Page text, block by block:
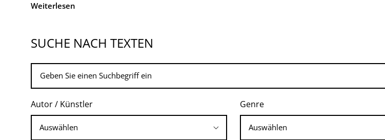
Weiterlesen
SUCHE NACH TEXTEN
Autor / Künstler Genre